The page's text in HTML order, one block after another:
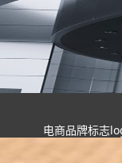
电商品牌标志